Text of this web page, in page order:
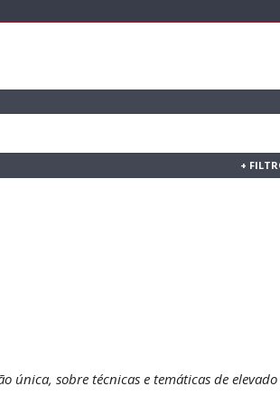
+
única, sobre técnicas e temáticas de